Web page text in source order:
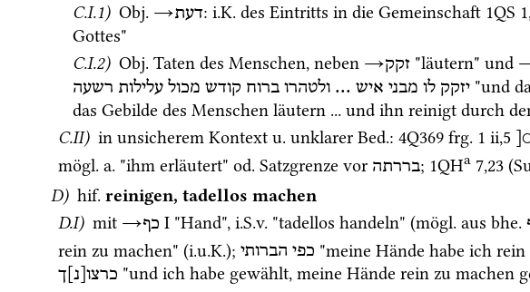
C.I.1) Obj. →דעת: i.K. des Eintritts in die Gemeinschaft 1QS 1
Gottes"
C.I.2) Obj. Taten des Menschen, neben →זקק "läutern" und
יזקק לו מבני איש ... ולטהרו ברוח קודש מכול עלילות רשעה
"und
das Gebilde des Menschen läutern ... und ihn reinigt durch
C.II) in unsicherem Kontext u. unklarer Bed.: 4Q369 frg. 1 ii,5
mögl. a. "ihm erläutert" od. Satzgrenze vor בררתה; 1QHa 7,23 (
D) hif. reinigen, tadellos machen
D.I) mit →כף ‎ I "Hand", i.S.v. "tadellos handeln" (mögl. aus bhe.
rein zu machen" (i.u.K.); כפי הברותי "meine Hände habe ich rein
כרצו[נ]ך "und ich habe gewählt, meine Hände rein zu machen